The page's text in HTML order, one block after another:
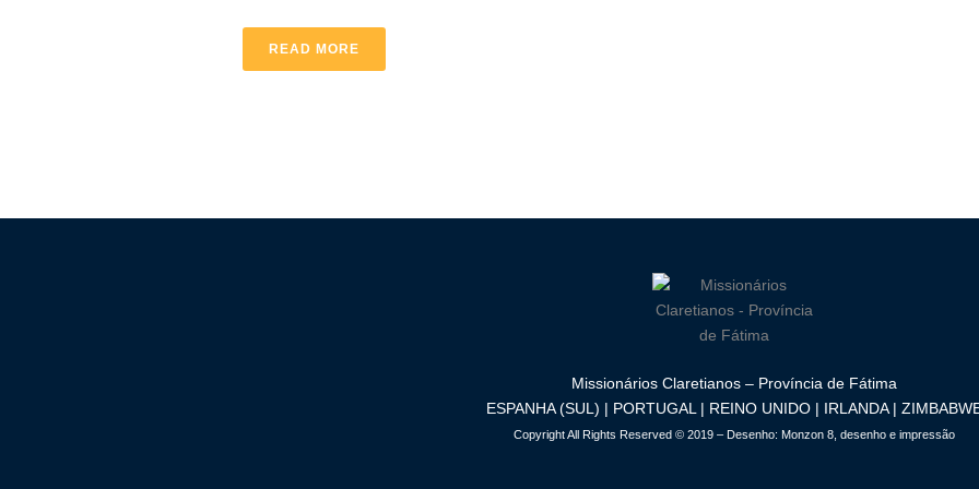
READ MORE
Missionários Claretianos – Província de Fátima
ESPANHA (SUL) | PORTUGAL | REINO UNIDO | IRLANDA |
Copyright All Rights Reserved © 2019 – Desenho: Monzon 8, desenho e impressão